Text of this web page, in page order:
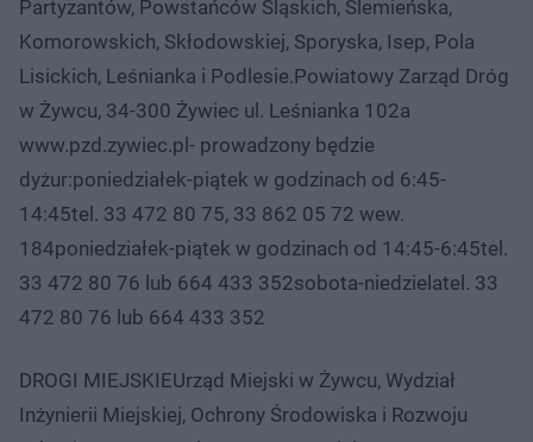
Partyzantów, Powstańców Śląskich, Ślemieńska,
Komorowskich, Skłodowskiej, Sporyska, Isep, Pola
Lisickich, Leśnianka i Podlesie.Powiatowy Zarząd Dróg
w Żywcu, 34-300 Żywiec ul. Leśnianka 102a
www.pzd.zywiec.pl- prowadzony będzie
dyżur:poniedziałek-piątek w godzinach od 6:45-
14:45tel. 33 472 80 75, 33 862 05 72 wew.
184poniedziałek-piątek w godzinach od 14:45-6:45tel.
33 472 80 76 lub 664 433 352sobota-niedzielatel. 33
472 80 76 lub 664 433 352
DROGI MIEJSKIEUrząd Miejski w Żywcu, Wydział
Inżynierii Miejskiej, Ochrony Środowiska i Rozwoju